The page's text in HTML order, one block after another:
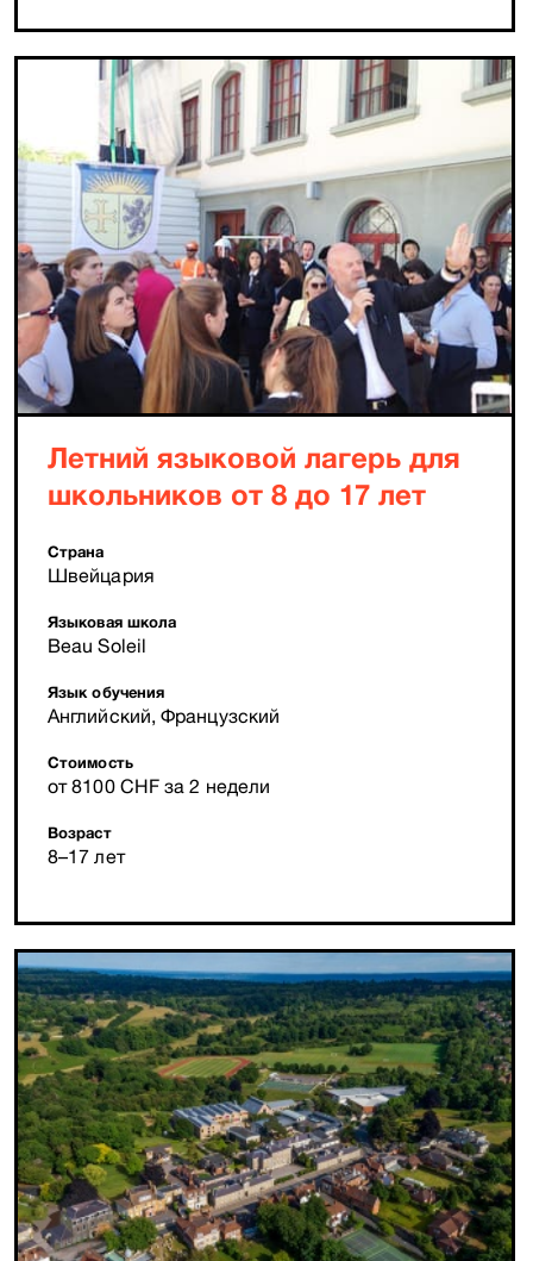
Летний языковой лагерь для
школьников от 8 до 17 лет
Страна
Швейцария
Языковая школа
Beau Soleil
Язык обучения
Английский, Французский
Стоимость
от 8100 CHF за 2 недели
Возраст
8–17 лет